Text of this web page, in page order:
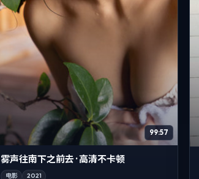
99:57
雾声往南下之前去 · 高清不卡顿
电影 2021